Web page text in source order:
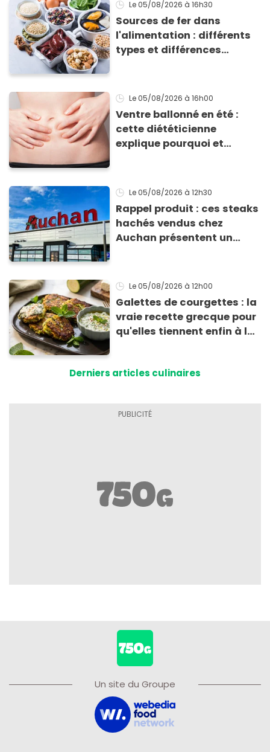
Le 05/08/2026 à 16h30
Sources de fer dans
l'alimentation : différents
types et différences
Le 05/08/2026 à 16h00
Ventre ballonné en été :
cette diététicienne
explique pourquoi et
Le 05/08/2026 à 12h30
Rappel produit : ces steaks
hachés vendus chez
Auchan présentent un
Le 05/08/2026 à 12h00
Galettes de courgettes : la
vraie recette grecque pour
qu'elles tiennent enfin à la
Derniers articles culinaires
Un site du Groupe